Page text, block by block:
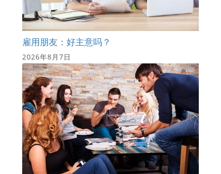
雇用朋友：好主意吗？
2026年8月7日